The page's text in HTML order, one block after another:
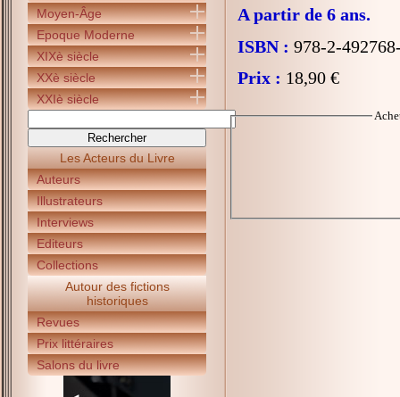
Moyen-Âge
Epoque Moderne
XIXè siècle
XXè siècle
XXIè siècle
Les Acteurs du Livre
Auteurs
Illustrateurs
Interviews
Editeurs
Collections
Autour des fictions
historiques
Revues
Prix littéraires
Salons du livre
A partir de 6 ans.
ISBN : 978-2-
Prix : 18,90 €